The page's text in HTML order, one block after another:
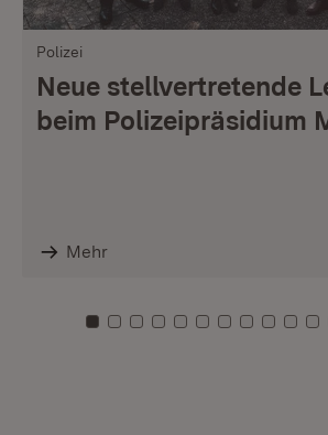
Polizei
Neue stellvertretende
beim Polizeipräsidium
Mehr
Zu Kachel: 0
Zu Kachel: 1
Zu Kachel: 2
Zu Kachel: 3
Zu Kachel: 4
Zu Kachel: 5
Zu Kachel:
ZuZuZu